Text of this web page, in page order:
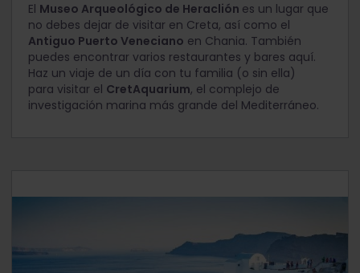
El Museo Arqueológico de Heraclión es un lugar que
no debes dejar de visitar en Creta, así como el
Antiguo Puerto Veneciano en Chania. También
puedes encontrar varios restaurantes y bares aquí.
Haz un viaje de un día con tu familia (o sin ella)
para visitar el CretAquarium, el complejo de
investigación marina más grande del Mediterráneo.